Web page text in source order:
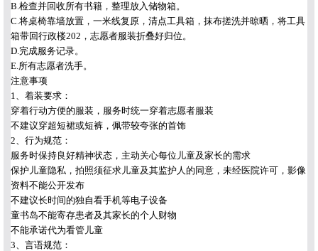
B.检查并回收所有书籍，整理放入储物箱。
C.将桌椅靠墙放置，一米线复原，清点工具箱，抹布搓洗并晾晒，将工具
箱带回行政楼202，志愿者服装折叠好归位。
D.完成服务记录。
E.所有志愿者洗手。
注意事项
1、着装要求：
穿着行动方便的服装，服务时统一穿着志愿者服装
不建议穿超短裙或短裤，佩带较夸张的首饰
2、行为规范：
服务时保持良好精神状态，主动关心每位儿童及家长的需求
保护儿童隐私，拍照须征求儿童及其监护人的同意，未经医院许可，影像
资料不能公开发布
不建议长时间的独自看手机等电子设备
童书岛不能寄存患者及其家长的个人财物
不能承诺代为看管儿童
3、言语规范：